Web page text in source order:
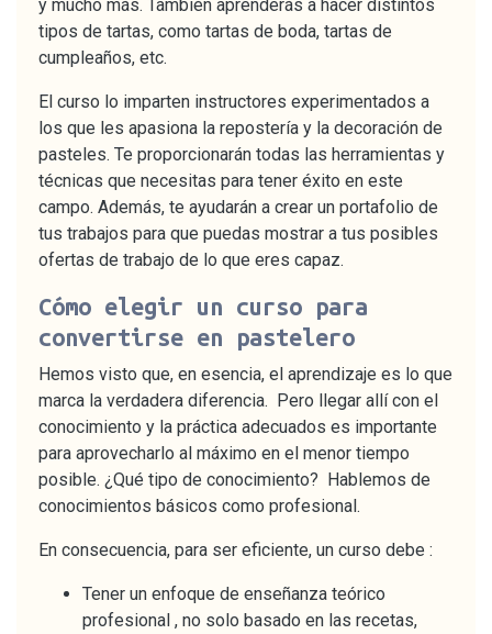
y mucho más. También aprenderás a hacer distintos
tipos de tartas, como tartas de boda, tartas de
cumpleaños, etc.
El curso lo imparten instructores experimentados a
los que les apasiona la repostería y la decoración de
pasteles. Te proporcionarán todas las herramientas y
técnicas que necesitas para tener éxito en este
campo. Además, te ayudarán a crear un portafolio de
tus trabajos para que puedas mostrar a tus posibles
ofertas de trabajo de lo que eres capaz.
Cómo elegir un curso para
convertirse en pastelero
Hemos visto que, en esencia, el aprendizaje es lo que
marca la verdadera diferencia. Pero llegar allí con el
conocimiento y la práctica adecuados es importante
para aprovecharlo al máximo en el menor tiempo
posible. ¿Qué tipo de conocimiento? Hablemos de
conocimientos básicos como profesional.
En consecuencia, para ser eficiente, un curso debe :
Tener un enfoque de enseñanza teórico
profesional , no solo basado en las recetas,